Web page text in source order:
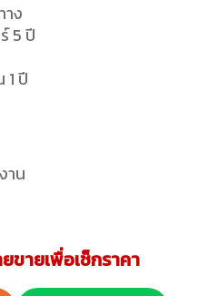
ง
5 ปี
1 ปี
าน
ายเพื่อเช็กราคา